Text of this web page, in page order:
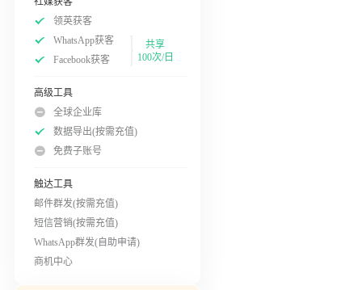
领英获客
WhatsApp获客
Facebook获客
共享
100次/日
高级工具
全球企业库
数据导出(按需充值)
免费子账号
触达工具
邮件群发(按需充值)
短信营销(按需充值)
WhatsApp群发(自助申请)
商机中心